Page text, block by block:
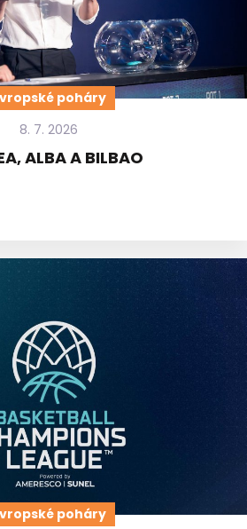
poháry
8. 7. 2026
ALBA A BILBAO
poháry